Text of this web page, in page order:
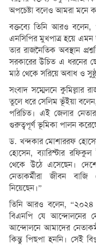
অপচেষ্টা বলেও আমরা মনে
বক্তব্যে তিনি আরও বলেন,
এনসিপির মুখপাত্র হয়ে এমন
তার রাজনৈতিক অবস্থান
সরকারের উচিত এ ধরনের
মাঠ থেকে সরিয়ে অবাধ ও সুষ্ঠু
সংবাদ সম্মেলনে কুমিল্লার
তুলে ধরে সেলিম ভূঁইয়া
পরিচিত। এই জেলার
গুরুত্বপূর্ণ ভূমিকা পালন
ড. খন্দকার মোশাররফ
হোসেন, ব্যারিস্টার
থেকে উঠে এসেছেন।
নেতাকর্মীরা জীবন
নিয়েছেন।”
তিনি আরও বলেন, “২০২৪
বিএনপি যে আন্দোলনের
আন্দোলনে আমাদের
কিন্তু পিছপা হননি। সেই